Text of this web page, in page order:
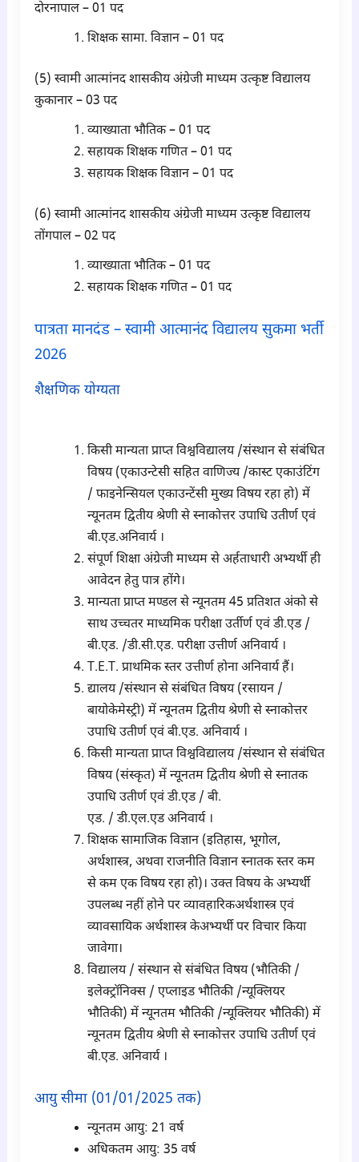
दोरनापाल – 01 पद
शिक्षक सामा. विज्ञान – 01 पद
(5) स्वामी आत्मांनद शासकीय अंग्रेजी माध्यम उत्कृष्ट विद्यालय
कुकानार – 03 पद
व्याख्याता भौतिक – 01 पद
सहायक शिक्षक गणित – 01 पद
सहायक शिक्षक विज्ञान – 01 पद
(6) स्वामी आत्मांनद शासकीय अंग्रेजी माध्यम उत्कृष्ट विद्यालय
तोंगपाल – 02 पद
व्याख्याता भौतिक – 01 पद
सहायक शिक्षक गणित – 01 पद
पात्रता मानदंड – स्वामी आत्मानंद विद्यालय सुकमा भर्ती
2026
शैक्षणिक योग्यता
किसी मान्यता प्राप्त विश्वविद्यालय /संस्थान से संबंधित
विषय (एकाउन्टेसी सहित वाणिज्य /कास्ट एकाउंटिंग
/ फाइनेन्सियल एकाउन्टेंसी मुख्य विषय रहा हो) में
न्यूनतम द्वितीय श्रेणी से स्नाकोत्तर उपाधि उतीर्ण एवं
बी.एड.अनिवार्य ।
संपूर्ण शिक्षा अंग्रेजी माध्यम से अर्हताधारी अभ्यर्थी ही
आवेदन हेतु पात्र होंगे।
मान्यता प्राप्त मण्डल से न्यूनतम 45 प्रतिशत अंको से
साथ उच्चतर माध्यमिक परीक्षा उर्तीर्ण एवं डी.एड /
बी.एड. /डी.सी.एड. परीक्षा उत्तीर्ण अनिवार्य ।
T.E.T. प्राथमिक स्तर उत्तीर्ण होना अनिवार्य हैं।
द्यालय /संस्थान से संबंधित विषय (रसायन /
बायोकेमेस्ट्री) में न्यूनतम द्वितीय श्रेणी से स्नाकोत्तर
उपाधि उतीर्ण एवं बी.एड. अनिवार्य ।
किसी मान्यता प्राप्त विश्वविद्यालय /संस्थान से संबंधित
विषय (संस्कृत) में न्यूनतम द्वितीय श्रेणी से स्नातक
उपाधि उतीर्ण एवं डी.एड / बी.
एड. / डी.एल.एड अनिवार्य ।
शिक्षक सामाजिक विज्ञान (इतिहास, भूगोल,
अर्थशास्त्र, अथवा राजनीति विज्ञान स्नातक स्तर कम
से कम एक विषय रहा हो)। उक्त विषय के अभ्यर्थी
उपलब्ध नहीं होने पर व्यावहारिकअर्थशास्त्र एवं
व्यावसायिक अर्थशास्त्र केअभ्यर्थी पर विचार किया
जावेगा।
विद्यालय / संस्थान से संबंधित विषय (भौतिकी /
इलेक्ट्रॉनिक्स / एप्लाइड भौतिकी /न्यूक्लियर
भौतिकी) में न्यूनतम भौतिकी /न्यूक्लियर भौतिकी) में
न्यूनतम द्वितीय श्रेणी से स्नाकोत्तर उपाधि उतीर्ण एवं
बी.एड. अनिवार्य ।
आयु सीमा (01/01/2025 तक)
न्यूनतम आयु: 21 वर्ष
अधिकतम आयु: 35 वर्ष